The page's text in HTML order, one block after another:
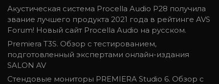
Акустическая система Procella Audio P28 получила
звание лучшего продукта 2021 года в рейтинге AVS
Forum! Новый сайт Procella Audio на русском.
Premiera T3S. Обзор с тестированием,
подготовленный экспертами онлайн-издания
SALON AV
Стендовые мониторы PREMIERA Studio 6. Обзор с